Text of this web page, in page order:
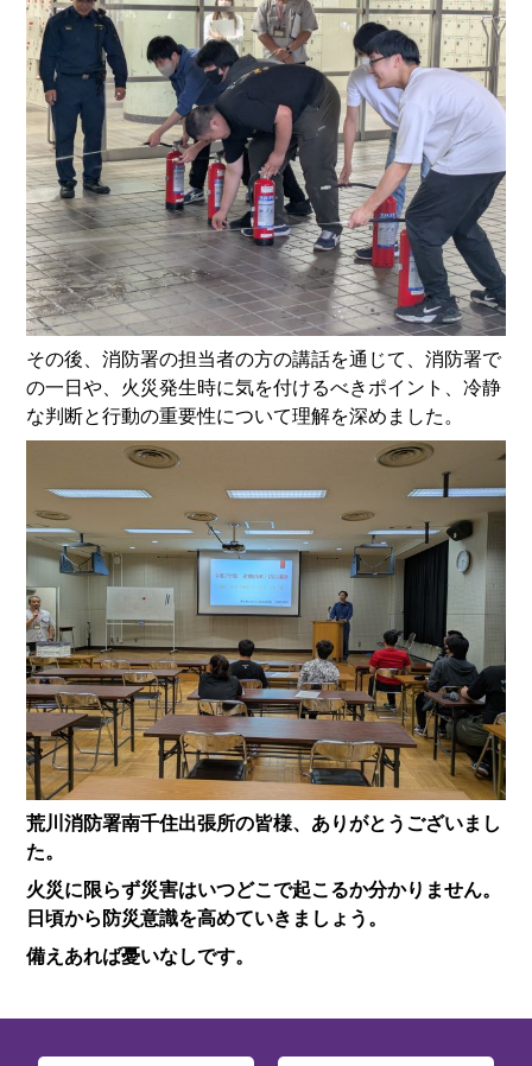
その後、消防署の担当者の方の講話を通じて、消防署で
の一日や、火災発生時に気を付けるべきポイント、冷静
な判断と行動の重要性について理解を深めました。
荒川消防署南千住出張所の皆様、ありがとうございまし
た。
火災に限らず災害はいつどこで起こるか分かりません。
日頃から防災意識を高めていきましょう。
備えあれば憂いなしです。